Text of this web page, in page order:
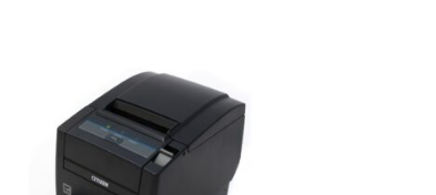
Πρόσθήκη
στην λίστα
επιθυμιών